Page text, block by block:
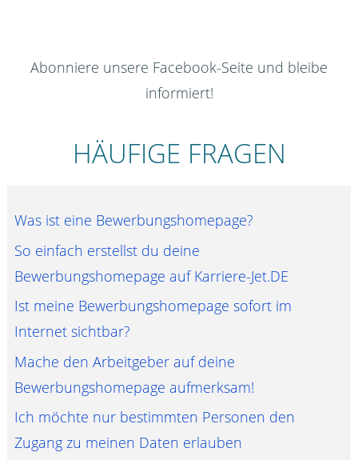
Abonniere unsere Facebook-Seite und bleibe
informiert!
HÄUFIGE FRAGEN
Was ist eine Bewerbungshomepage?
So einfach erstellst du deine
Bewerbungshomepage auf Karriere-Jet.DE
Ist meine Bewerbungshomepage sofort im
Internet sichtbar?
Mache den Arbeitgeber auf deine
Bewerbungshomepage aufmerksam!
Ich möchte nur bestimmten Personen den
Zugang zu meinen Daten erlauben